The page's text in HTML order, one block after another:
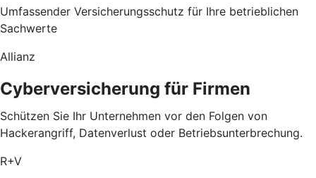
Umfassender Versicherungsschutz für Ihre betrieblichen
Sachwerte
Allianz
Cyberversicherung für Firmen
Schützen Sie Ihr Unternehmen vor den Folgen von
Hackerangriff, Datenverlust oder Betriebsunterbrechung.
R+V